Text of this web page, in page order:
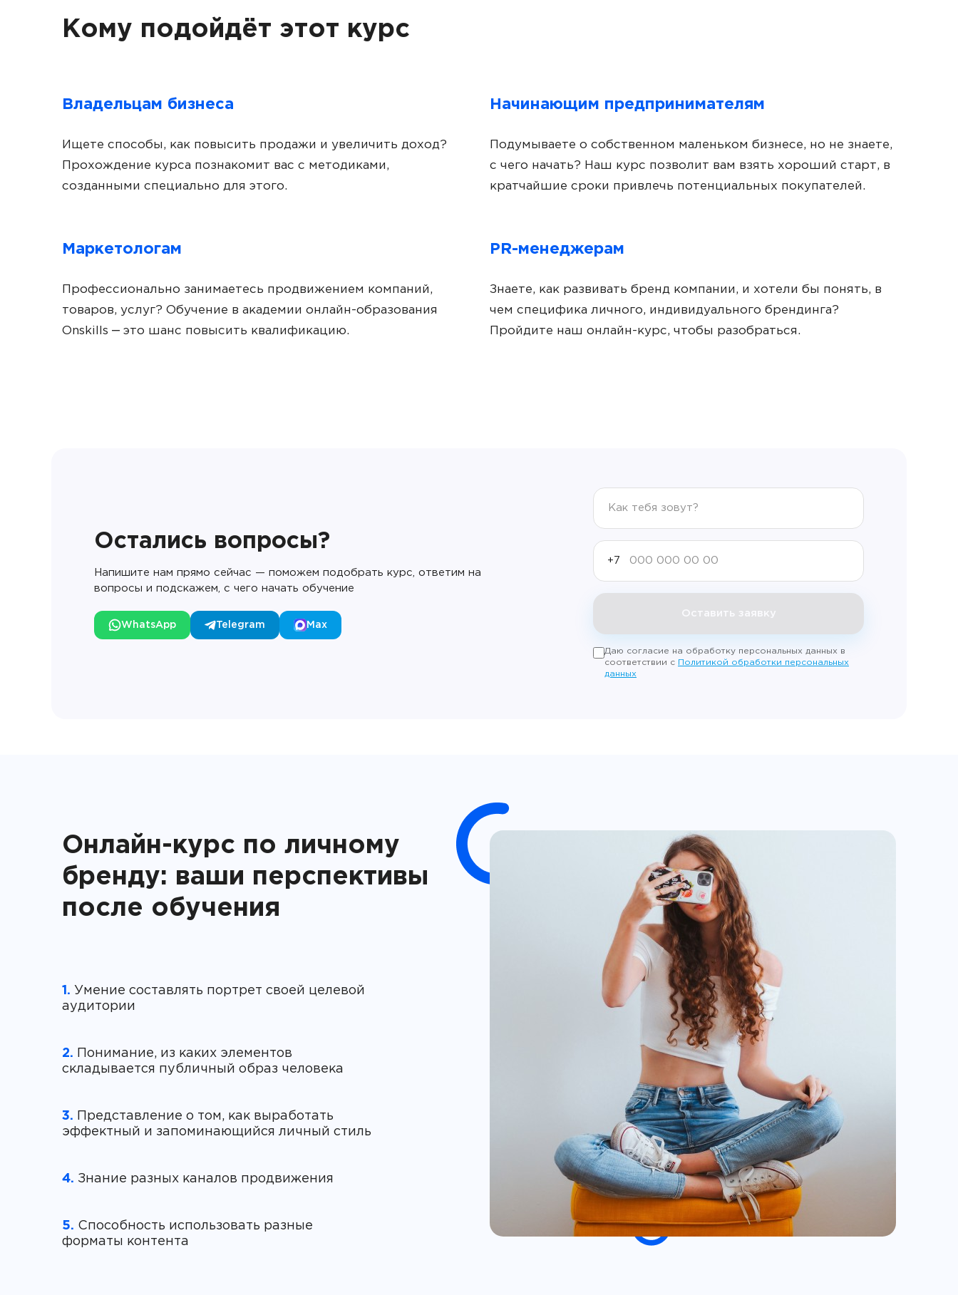
Кому подойдёт этот курс
Владельцам бизнеса
Ищете способы, как повысить продажи и увеличить доход?
Прохождение курса познакомит вас с методиками,
созданными специально для этого.
Начинающим предпринимателям
Подумываете о собственном маленьком бизнесе, но не знаете,
с чего начать? Наш курс позволит вам взять хороший старт, в
кратчайшие сроки привлечь потенциальных покупателей.
Маркетологам
Профессионально занимаетесь продвижением компаний,
товаров, услуг? Обучение в академии онлайн-образования
Onskills ‒ это шанс повысить квалификацию.
PR-менеджерам
Знаете, как развивать бренд компании, и хотели бы понять, в
чем специфика личного, индивидуального брендинга?
Пройдите наш онлайн-курс, чтобы разобраться.
Остались вопросы?
Напишите нам прямо сейчас — поможем подобрать курс, ответим на
вопросы и подскажем, с чего начать обучение
WhatsApp Telegram Max
+7
Оставить заявку
Даю согласие на обработку персональных данных в
соответствии с Политикой обработки персональных
данных
Онлайн-курс по личному
бренду: ваши перспективы
после обучения
1. Умение составлять портрет своей целевой
2. Понимание, из каких элементов
3. Представление о том, как выработать
4.
5. Способность использовать разные